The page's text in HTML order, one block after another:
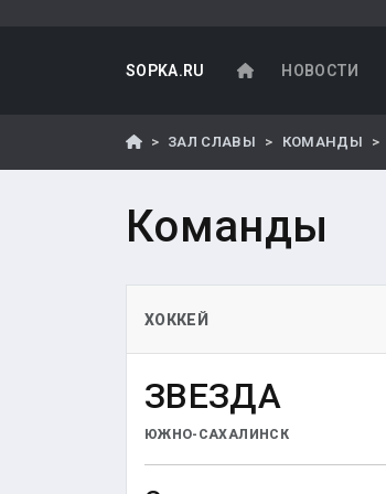
SOPKA.RU НОВОСТИ
ЗАЛ СЛАВЫ КОМАНДЫ
Команды
ХОККЕЙ
ЗВЕЗДА
ЮЖНО-САХАЛИНСК